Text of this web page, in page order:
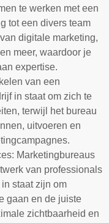
te werken met een
tot een divers team
digitale marketing,
meer, waardoor je
expertise.
van een
in staat om zich te
terwijl het bureau
uitvoeren en
Marketingbureaus
van professionals
staat zijn om
gaan en de juiste
zichtbaarheid en